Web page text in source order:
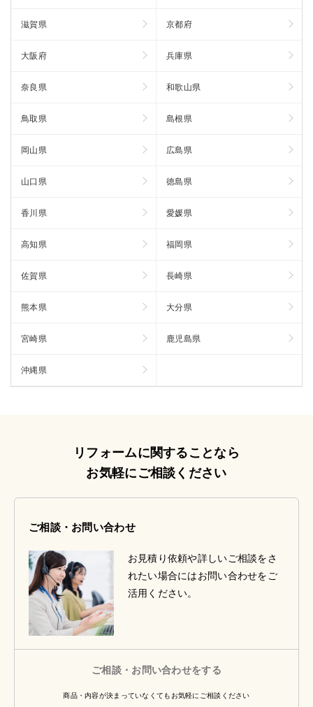
滋賀県 京都府
大阪府 兵庫県
奈良県 和歌山県
鳥取県 島根県
岡山県 広島県
山口県 徳島県
香川県 愛媛県
高知県 福岡県
佐賀県 長崎県
熊本県 大分県
宮崎県 鹿児島県
沖縄県
リフォームに関することなら
お気軽にご相談ください
ご相談・お問い合わせ
お見積り依頼や詳しいご相談をさ
れたい場合にはお問い合わせをご
活用ください。
ご相談・お問い合わせをする
商品・内容が決まっていなくてもお気軽にご相談ください